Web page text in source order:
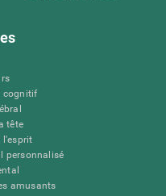
cognitif
tête
l'esprit
personnalisé
amusants